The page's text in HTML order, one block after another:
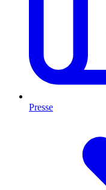
Presse